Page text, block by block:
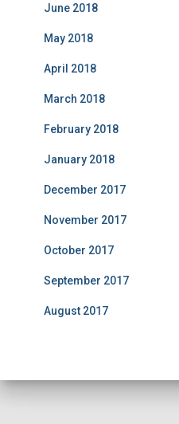
June 2018
May 2018
April 2018
March 2018
February 2018
January 2018
December 2017
November 2017
October 2017
September 2017
August 2017